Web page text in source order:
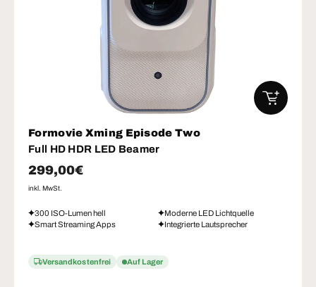
Formovie Xming Episode Two
Full HD HDR LED Beamer
Normaler Preis
299,00€
inkl. MwSt.
300 ISO-Lumen hell
Moderne LED Lichtquelle
Smart Streaming Apps
Integrierte Lautsprecher
Versandkostenfrei Auf Lager
IN DEN